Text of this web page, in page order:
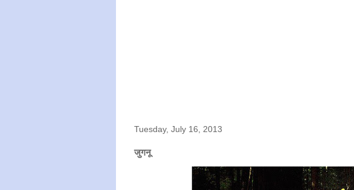
Tuesday, July 16, 2013
जुगनू